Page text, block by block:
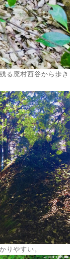
る廃村西谷から歩き
りやすい。